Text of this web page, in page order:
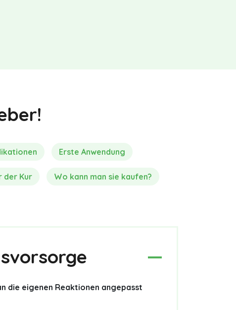
Erste Anwendung
der Kur Wo kann man sie kaufen?
die eigenen Reaktionen angepasst